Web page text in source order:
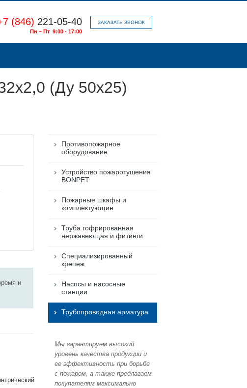
ЗАКАЗАТЬ ЗВОНОК
(846) 221-05-40
Пн – Пт 9:00 - 17:00
(Ду 50х25)
и
Противопожарное
оборудование
Устройство пожаротушения
BONPET
Пожарные шкафы и
комплектующие
Труба гофрированная
нержавеющая и фитинги
Специализированный
крепеж
Насосы и насосные
станции
Трубопроводная арматура
Мы гарантируем высокий
уровень качества продукции и
ее эффективность при борьбе
с пожаром, а также предлагаем
покупателям максимально